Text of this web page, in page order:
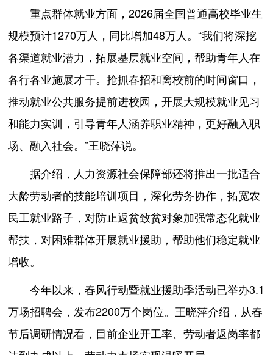
重点群体就业方面，2026届全国普通高校毕业生
规模预计1270万人，同比增加48万人。“我们将深挖
各渠道就业潜力，拓展基层就业空间，帮助青年人在
各行各业施展才干。抢抓春招和离校前的时间窗口，
推动就业公共服务提前进校园，开展大规模就业见习
和能力实训，引导青年人涵养职业精神，更好融入职
场、融入社会。”王晓萍说。
据介绍，人力资源社会保障部还将推出一批适合
大龄劳动者的技能培训项目，深化劳务协作，拓宽农
民工就业路子，对防止返贫致贫对象加强常态化就业
帮扶，对困难群体开展就业援助，帮助他们稳定就业
增收。
今年以来，春风行动暨就业援助季活动已举办3.1
万场招聘会，发布2200万个岗位。王晓萍介绍，从春
节后调研情况看，目前企业开工率、劳动者返岗率都